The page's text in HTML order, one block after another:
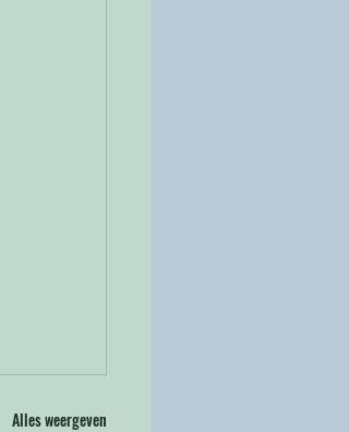
Alles weergeven